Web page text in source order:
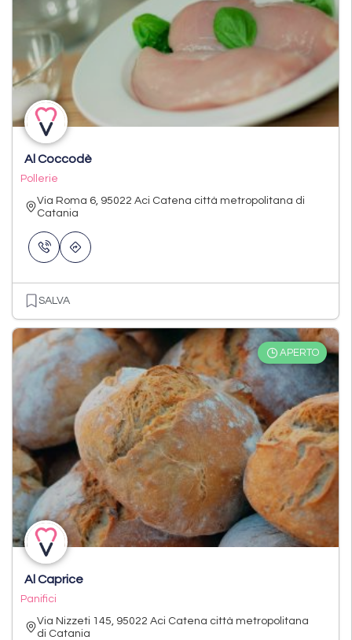
Al Coccodè
Pollerie
Via Roma 6, 95022 Aci Catena città metropolitana di
Catania
SALVA
APERTO
Al Caprice
Panifici
Via Nizzeti 145, 95022 Aci Catena città metropolitana
di Catania